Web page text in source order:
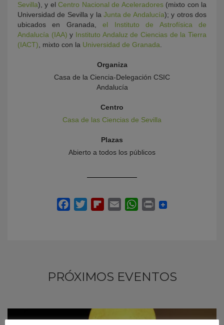
Sevilla), y elCentro Nacional de Aceleradores(mixto con la
Universidad de Sevilla y la Junta de Andalucía); y otros dos
ubicados en Granada,el Instituto de Astrofísica de
Andalucía (IAA) y Instituto Andaluz de Ciencias de la Tierra
(IACT) , mixto con la Universidad de Granada
Organiza
Casa de la Ciencia-Delegación CSIC
Andalucía
Centro
Casa de las Ciencias de Sevilla
Plazas
Abierto a todos los públicos
PRÓXIMOS EVENTOS